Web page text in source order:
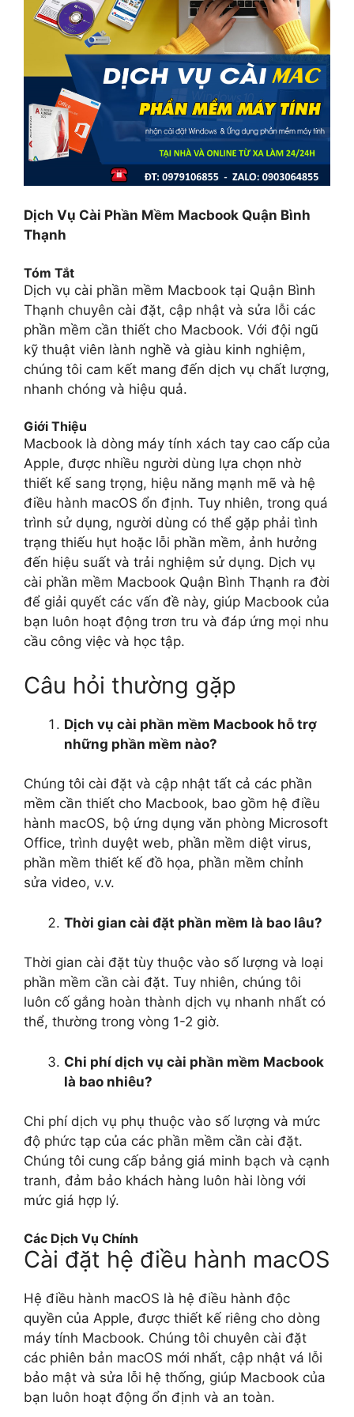
Dịch Vụ Cài Phần Mềm Macbook Quận Bình
Thạnh
Tóm Tắt
Dịch vụ cài phần mềm Macbook tại Quận Bình
Thạnh chuyên cài đặt, cập nhật và sửa lỗi các
phần mềm cần thiết cho Macbook. Với đội ngũ
kỹ thuật viên lành nghề và giàu kinh nghiệm,
chúng tôi cam kết mang đến dịch vụ chất lượng,
nhanh chóng và hiệu quả.
Giới Thiệu
Macbook là dòng máy tính xách tay cao cấp của
Apple, được nhiều người dùng lựa chọn nhờ
thiết kế sang trọng, hiệu năng mạnh mẽ và hệ
điều hành macOS ổn định. Tuy nhiên, trong quá
trình sử dụng, người dùng có thể gặp phải tình
trạng thiếu hụt hoặc lỗi phần mềm, ảnh hưởng
đến hiệu suất và trải nghiệm sử dụng. Dịch vụ
cài phần mềm Macbook Quận Bình Thạnh ra đời
để giải quyết các vấn đề này, giúp Macbook của
bạn luôn hoạt động trơn tru và đáp ứng mọi nhu
cầu công việc và học tập.
Câu hỏi thường gặp
Dịch vụ cài phần mềm Macbook hỗ trợ
những phần mềm nào?
Chúng tôi cài đặt và cập nhật tất cả các phần
mềm cần thiết cho Macbook, bao gồm hệ điều
hành macOS, bộ ứng dụng văn phòng Microsoft
Office, trình duyệt web, phần mềm diệt virus,
phần mềm thiết kế đồ họa, phần mềm chỉnh
sửa video, v.v.
Thời gian cài đặt phần mềm là bao lâu?
Thời gian cài đặt tùy thuộc vào số lượng và loại
phần mềm cần cài đặt. Tuy nhiên, chúng tôi
luôn cố gắng hoàn thành dịch vụ nhanh nhất có
thể, thường trong vòng 1-2 giờ.
Chi phí dịch vụ cài phần mềm Macbook
là bao nhiêu?
Chi phí dịch vụ phụ thuộc vào số lượng và mức
độ phức tạp của các phần mềm cần cài đặt.
Chúng tôi cung cấp bảng giá minh bạch và cạnh
tranh, đảm bảo khách hàng luôn hài lòng với
mức giá hợp lý.
Các Dịch Vụ Chính
Cài đặt hệ điều hành macOS
Hệ điều hành macOS là hệ điều hành độc
quyền của Apple, được thiết kế riêng cho dòng
máy tính Macbook. Chúng tôi chuyên cài đặt
các phiên bản macOS mới nhất, cập nhật vá lỗi
bảo mật và sửa lỗi hệ thống, giúp Macbook của
bạn luôn hoạt động ổn định và an toàn.